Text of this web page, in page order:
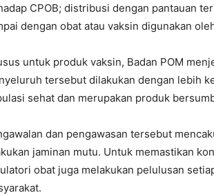
CPOB; distribusi dengan pantauan
dengan obat atau vaksin digunakan
untuk produk vaksin, Badan POM
tersebut dilakukan dengan lebih
sehat dan merupakan produk
dan pengawasan tersebut
jaminan mutu. Untuk memastikan
obat juga melakukan pelulusan